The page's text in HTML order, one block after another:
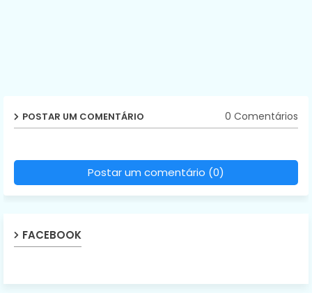
POSTAR UM COMENTÁRIO 0 Comentários
Postar um comentário (0)
FACEBOOK